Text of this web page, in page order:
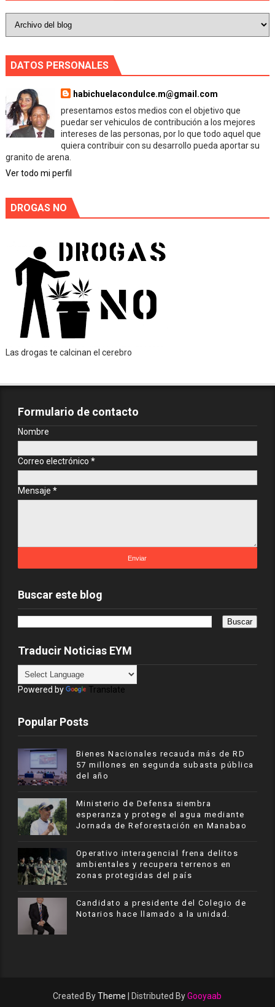
DATOS PERSONALES
habichuelacondulce.m@gmail.com
presentamos estos medios con el objetivo que
puedar ser vehiculos de contribución a los mejores
intereses de las personas, por lo que todo aquel que
quiera contribuir con su desarrollo pueda aportar su
granito de arena.
Ver todo mi perfil
DROGAS NO
Las drogas te calcinan el cerebro
Formulario de contacto
Nombre
Correo electrónico *
Mensaje *
Buscar este blog
Traducir Noticias EYM
Powered by Translate
Popular Posts
Bienes Nacionales recauda más de RD
57 millones en segunda subasta pública
del año
Ministerio de Defensa siembra
esperanza y protege el agua mediante
Jornada de Reforestación en Manabao
Operativo interagencial frena delitos
ambientales y recupera terrenos en
zonas protegidas del país
Candidato a presidente del Colegio de
Notarios hace llamado a la unidad.
Created ByTheme | Distributed ByGooyaab